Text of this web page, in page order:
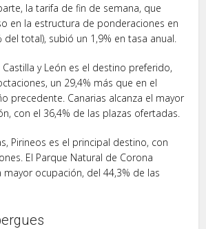
la tarifa de fin de semana, que
en la estructura de ponderaciones en
del total), subió un 1,9% en tasa anual.
y León es el destino preferido,
un 29,4% más que en el
precedente. Canarias alcanza el mayor
con el 36,4% de las plazas ofertadas.
Pirineos es el principal destino, con
El Parque Natural de Corona
mayor ocupación, del 44,3% de las